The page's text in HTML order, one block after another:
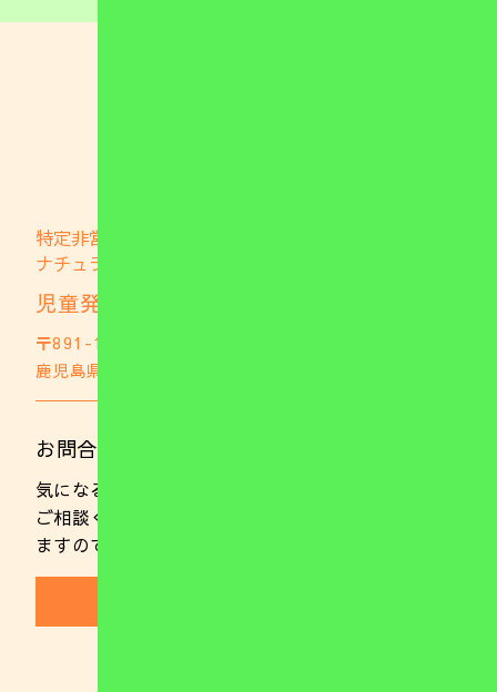
特定非営利活動法人
ナチュラブファミリー
児童発達支援事業所 ナチュファミ
〒891-1105
鹿児島県鹿児島市郡山町703
お問合わせはこちら
気になることやご不明な点がありましたらお気軽に
ご相談ください。 また、随時ご見学を行っており
ますのでお気軽にお電話ください。